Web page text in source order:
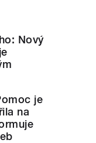
Nový
je
na